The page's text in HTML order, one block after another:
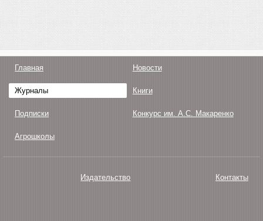
Главная Новости
Журналы Книги
Подписки Конкурс им. А.С. Макаренко
Агрошколы
Издательство Контакты